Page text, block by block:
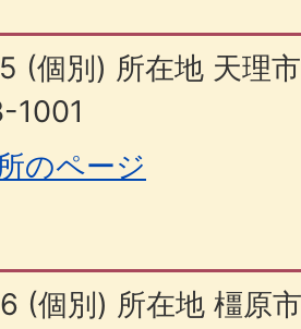
(個別) 所在地 天理
1001
のページ
(個別) 所在地 橿原